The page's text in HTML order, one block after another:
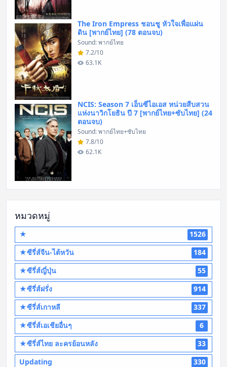
The Iron Empress ชอนชู หัวใจเพื่อแผ่น
ดิน [พากย์ไทย] (78 ตอนจบ)
Sound: พากย์ไทย
7.2/10
63.1K
NCIS: Season 7 เอ็นซีไอเอส หน่วยสืบสวน
แห่งนาวิกโยธิน ปี 7 [พากย์ไทย+ซับไทย] (24
ตอนจบ)
Sound: พากย์ไทย+ซับไทย
7.8/10
62.1K
หมวดหมู่
★
1526
★ซีรี่ส์จีน-ไต้หวัน
184
★ซีรี่ส์ญี่ปุ่น
55
★ซีรี่ส์ฝรั่ง
914
★ซีรี่ส์เกาหลี
337
★ซีรี่ส์เอเชียอื่นๆ
6
★ซีรี่ส์ไทย ละครย้อนหลัง
33
Updating
330